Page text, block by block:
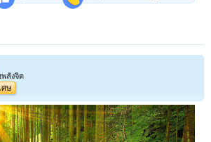
ลังจิต
ศษ